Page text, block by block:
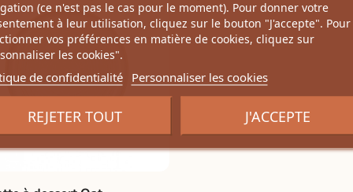
(ce n'est pas le cas pour le moment). Pour donner votre
à leur utilisation, cliquez sur le bouton "J'accepte". Pour
vos préférences en matière de cookies, cliquez sur
les cookies".
de confidentialité Personnaliser les cookies
REJETER TOUT J'ACCEPTE
format : diamètre 30 cm.
est unique.